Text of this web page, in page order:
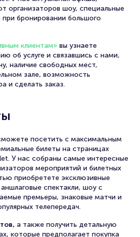
организаторов шоу, специальные
при бронировании большого
клиентам» вы узнаете
об услуге и связавшись с нами,
наличие свободных мест,
зале, возможность
и сделать заказ.
посетить с максимальным
билеты на страницах
У нас собраны самые интересные
мероприятий и билетных
приобретете эксклюзивные
спектакли, шоу с
премьеры, знаковые матчи и
телепередач.
а также получить детальную
которые предполагает покупка